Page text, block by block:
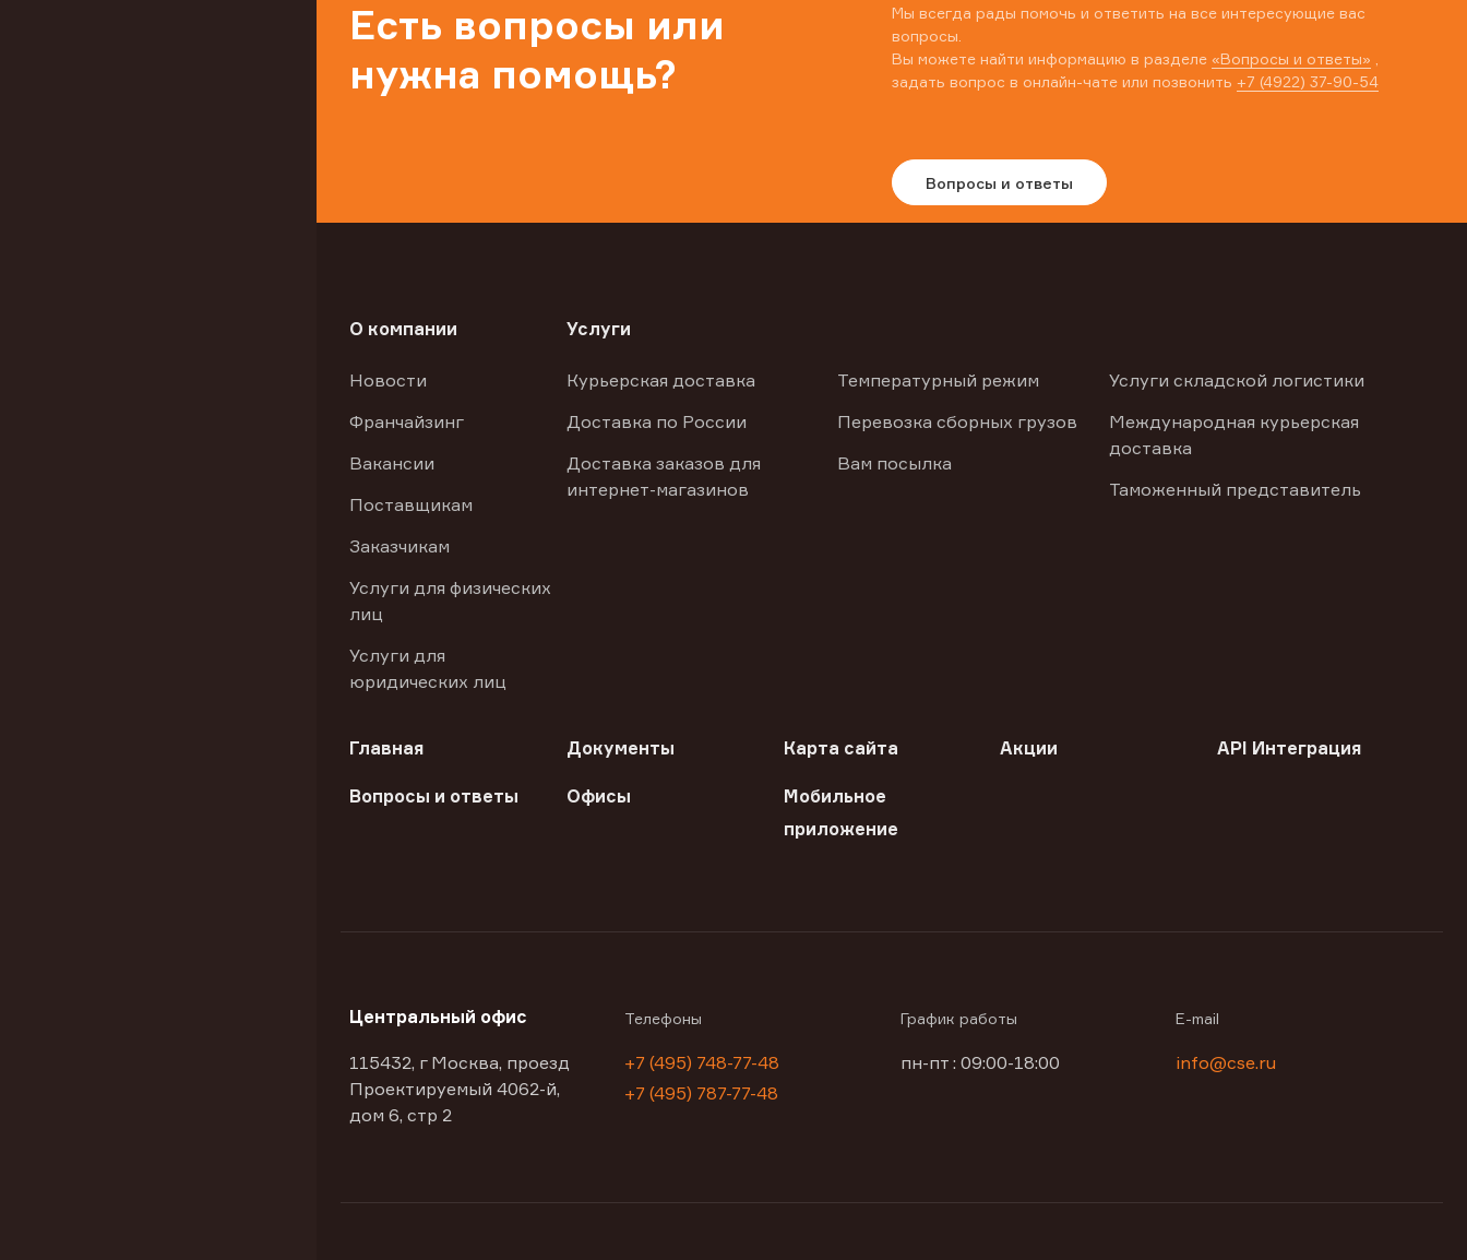
Есть вопросы или
нужна помощь?
Мы всегда рады помочь и ответить на все интересующие вас
вопросы.
Вы можете найти информацию в разделе «Вопросы и ответы»
задать вопрос в онлайн-чате или позвонить +7 (4922) 37-90-54
Вопросы и ответы
О компании
Новости
Франчайзинг
Вакансии
Поставщикам
Заказчикам
Услуги для физических
лиц
Услуги для
юридических лиц
Услуги
Курьерская доставка
Доставка по России
Доставка заказов для
интернет-магазинов
Температурный режим
Перевозка сборных грузов
Вам посылка
Услуги складской логистики
Международная курьерская
доставка
Таможенный представитель
Главная Документы Карта сайта Акции API Интеграция
Вопросы и ответы Офисы
Мобильное
приложение
Центральный офис
115432, г Москва, проезд
Проектируемый 4062-й,
дом 6, стр 2
Телефоны
+7 (495) 748-77-48
+7 (495) 787-77-48
График работы
пн-пт : 09:00-18:00
E-mail
info@cse.ru